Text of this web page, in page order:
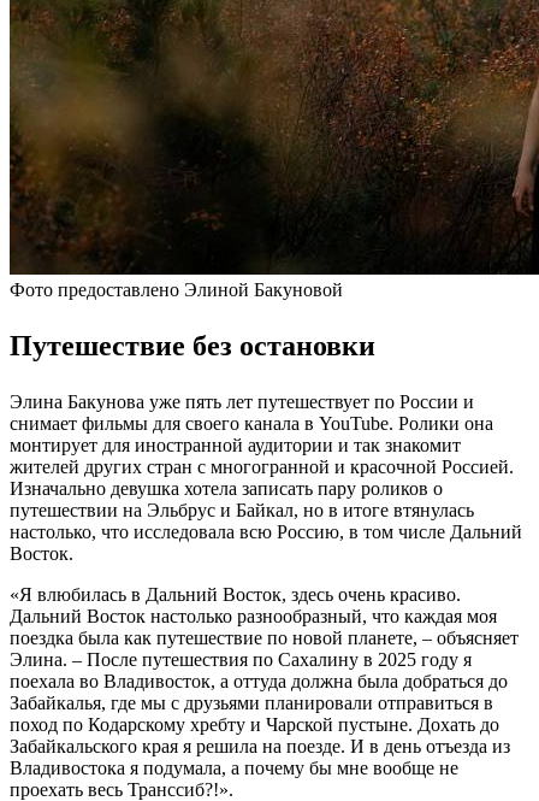
Фото предоставлено Элиной Бакуновой
Путешествие без остановки
Элина Бакунова уже пять лет путешествует по России и
снимает фильмы для своего канала в YouTube. Ролики она
монтирует для иностранной аудитории и так знакомит
жителей других стран с многогранной и красочной Россией.
Изначально девушка хотела записать пару роликов о
путешествии на Эльбрус и Байкал, но в итоге втянулась
настолько, что исследовала всю Россию, в том числе Дальний
Восток.
«Я влюбилась в Дальний Восток, здесь очень красиво.
Дальний Восток настолько разнообразный, что каждая моя
поездка была как путешествие по новой планете, – объясняет
Элина. – После путешествия по Сахалину в 2025 году я
поехала во Владивосток, а оттуда должна была добраться до
Забайкалья, где мы с друзьями планировали отправиться в
поход по Кодарскому хребту и Чарской пустыне. Дохать до
Забайкальского края я решила на поезде. И в день отъезда из
Владивостока я подумала, а почему бы мне вообще не
проехать весь Транссиб?!».